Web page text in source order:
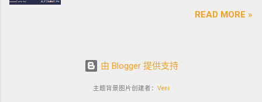
复，预计今年供应将再次强劲增长。事实上，
Resort I – Scent Tower, S...
出发前
方面还
可以为您将来节省大量工作和头痛。这是一个
这在菲律宾可用且有效。 链接到销售契约
(DOS) 如果您已经知道该怎么做，这里是一个完
全可编辑的销售契约示例文件的链接：绝对销
READ MORE »
由 Blogger 提供支持
主题背景图片创建者： Veni